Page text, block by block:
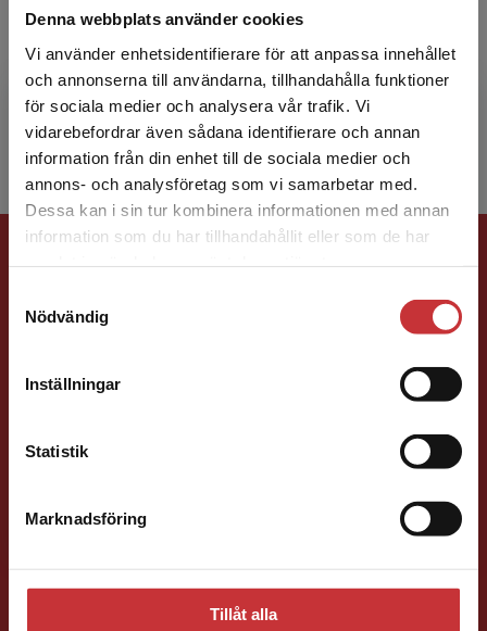
Denna webbplats använder cookies
Vi använder enhetsidentifierare för att anpassa innehållet
och annonserna till användarna, tillhandahålla funktioner
för sociala medier och analysera vår trafik. Vi
vidarebefordrar även sådana identifierare och annan
information från din enhet till de sociala medier och
annons- och analysföretag som vi samarbetar med.
Dessa kan i sin tur kombinera informationen med annan
information som du har tillhandahållit eller som de har
Nödvändig
Inställningar
Statistik
Marknadsföring
Tillåt alla
Begränsad fraktregion
Det verkar som att du besöker
studentlitteratur.se via en enhet utanför Sverige.
Vi erbjuder inte leveranser utanför Sverige. För
att kunna slutföra ett köp måste
speciallärare och förstelärare i språk-, läs- och
skrivutveckling med många års erfarenhet av
att driva skolut...
Förlagskontakt
Samhällsvetenskap och humaniora, Språk